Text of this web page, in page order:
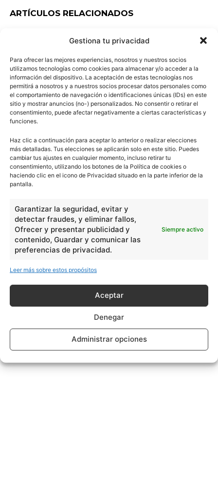
Gestiona tu privacidad
Para ofrecer las mejores experiencias, nosotros y nuestros socios
utilizamos tecnologías como cookies para almacenar y/o acceder a la
información del dispositivo. La aceptación de estas tecnologías nos
permitirá a nosotros y a nuestros socios procesar datos personales como
el comportamiento de navegación o identificaciones únicas (IDs) en este
sitio y mostrar anuncios (no-) personalizados. No consentir o retirar el
consentimiento, puede afectar negativamente a ciertas características y
funciones.
Haz clic a continuación para aceptar lo anterior o realizar elecciones
más detalladas. Tus elecciones se aplicarán solo en este sitio. Puedes
cambiar tus ajustes en cualquier momento, incluso retirar tu
consentimiento, utilizando los botones de la Política de cookies o
haciendo clic en el icono de Privacidad situado en la parte inferior de la
pantalla.
Garantizar la seguridad, evitar y
detectar fraudes, y eliminar fallos,
Ofrecer y presentar publicidad y
contenido, Guardar y comunicar las
preferencias de privacidad.
Siempre activo
Leer más sobre estos propósitos
Aceptar
Denegar
Administrar opciones
ARTÍCULOS RELACIONADOS
Transformaciones climáticas
Tucán
Vaca